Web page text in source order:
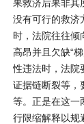
果救济后果非其
没有可行的救济
时，法院往往倾
高昂并且欠缺“
性违法时，法院
证据链断裂等，
等。正是在这一
行限缩解释以规